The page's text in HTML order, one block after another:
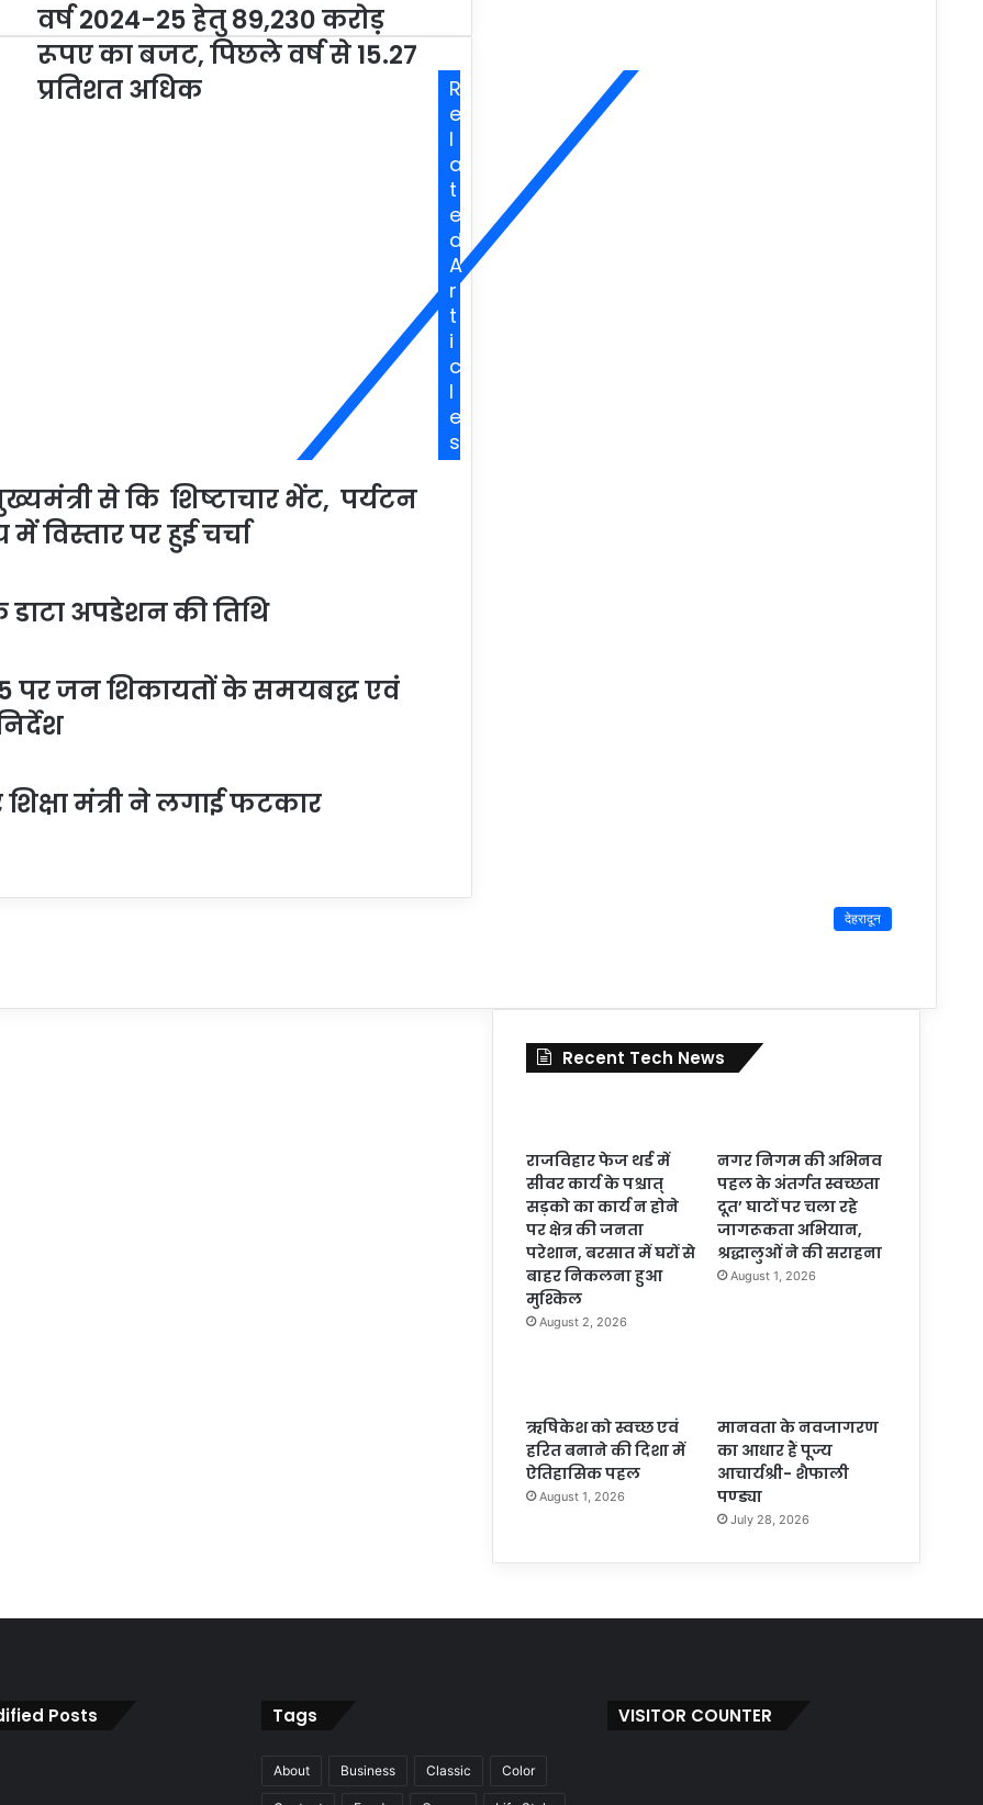
वर्ष 2024-25 हेतु 89,230 करोड़
रूपए का बजट, पिछले वर्ष से 15.27
प्रतिशत अधिक
R
e
l
a
t
e
d
A
r
t
i
c
l
e
s
से कि शिष्टाचार भेंट, पर्यटन
विस्तार पर हुई चर्चा
डाटा अपडेशन की तिथि
पर जन शिकायतों के समयबद्ध एवं
मंत्री ने लगाई फटकार
देहरादून
Recent Tech News
राजविहार फेज थर्ड में
सीवर कार्य के पश्चात्
सड़को का कार्य न होने
पर क्षेत्र की जनता
परेशान, बरसात में घरों से
बाहर निकलना हुआ
मुश्किल
August 2, 2026
नगर निगम की अभिनव
पहल के अंतर्गत स्वच्छता
दूत’ घाटों पर चला रहे
जागरूकता अभियान,
श्रद्धालुओं ने की सराहना
August 1, 2026
ऋषिकेश को स्वच्छ एवं
हरित बनाने की दिशा में
ऐतिहासिक पहल
August 1, 2026
मानवता के नवजागरण
का आधार हैं पूज्य
आचार्यश्री- शैफाली
पण्ड्या
July 28, 2026
Posts Tags
About Business Classic Color
VISITOR COUNTER